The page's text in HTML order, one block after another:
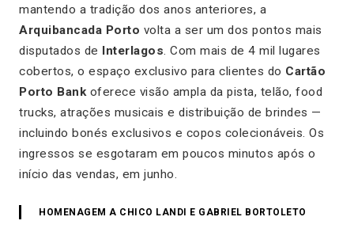
mantendo a tradição dos anos anteriores, a
Arquibancada Porto volta a ser um dos pontos mais
disputados de Interlagos. Com mais de 4 mil lugares
cobertos, o espaço exclusivo para clientes do Cartão
Porto Bankoferece visão ampla da pista, telão, food
trucks, atrações musicais e distribuição de brindes —
incluindo bonés exclusivos e copos colecionáveis. Os
ingressos se esgotaram em poucos minutos após o
início das vendas, em junho.
HOMENAGEM A CHICO LANDI E GABRIEL BORTOLETO